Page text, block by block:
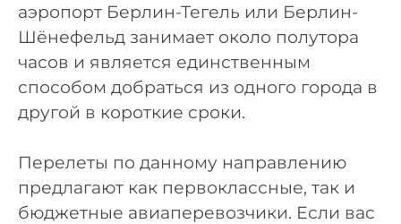
аэропорт Берлин-Тегель или Берлин-
Шёнефельд занимает около полутора
часов и является единственным
способом добраться из одного города в
другой в короткие сроки.
Перелеты по данному направлению
предлагают как первоклассные, так и
бюджетные авиаперевозчики. Если вас